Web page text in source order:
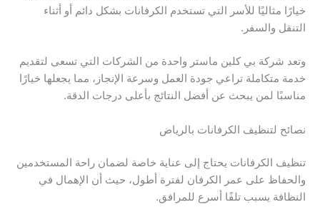
خيارًا مثاليًا للأسر التي تستخدم الكرفانات بشكل دائم أو أثناء
التنقل والسفر.
وتعد شركة بي كلين ماستر واحدة من الشركات التي تسعى لتقديم
خدمة متكاملة تراعي جودة العمل وسرعة الإنجاز، مما يجعلها خيارًا
مناسبًا لمن يبحث عن أفضل النتائج بأعلى درجات الدقة.
نصائح لتنظيف الكرفانات بالرياض
تنظيف الكرفانات يحتاج إلى عناية خاصة لضمان راحة المستخدمين
والحفاظ على عمر الكرفان لفترة أطول، حيث أن الإهمال في
النظافة يسبب تلفًا أسرع للمرافق.